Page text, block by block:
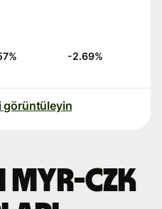
% -2.69%
görüntüleyin
CZK